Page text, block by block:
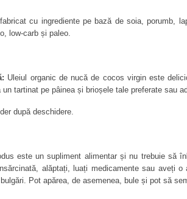
performanță fizică
– Acidul caprilic (C8) este utilizat eficient de
– Stimulează metabolismul grăsimilor și poate
– Ușor digerabil și prietenos cu flora intestinală.
și părului – Hidratează profund și protejează
și naturală – Fără conservanți, arome sintetice sau
cu ingrediente pe bază de soia, porumb,
low-carb și paleo.
Uleiul organic de nucă de cocos virgin este
tartinat pe pâinea și brioșele tale preferate sau
după deschidere.
este un supliment alimentar și nu trebuie să
alăptați, luați medicamente sau aveți o
Pot apărea, de asemenea, bule și pot să